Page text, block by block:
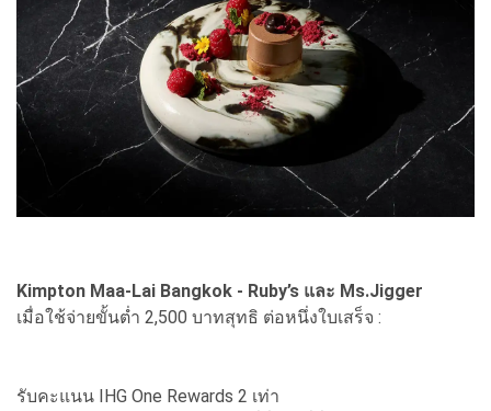
Kimpton Maa-Lai Bangkok - Ruby’s และ Ms.Jigger
เมื่อใช้จ่ายขั้นต่ำ 2,500 บาทสุทธิ ต่อหนึ่งใบเสร็จ :
รับคะแนน IHG One Rewards 2 เท่า